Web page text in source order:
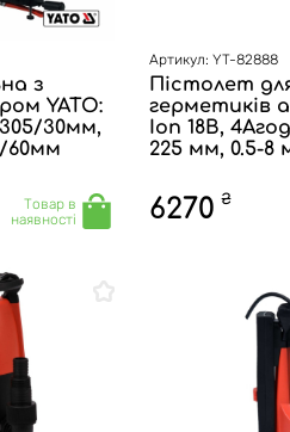
з
YATO:
30мм,
60мм
Товар в
наявності
Артикул: YT-82888
Пістолет для
герметиків
Ion 18В,
225 мм, 0.5-8
6270 ₴